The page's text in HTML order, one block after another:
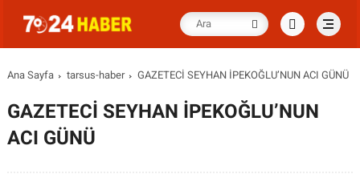
Ana Sayfa tarsus-haber GAZETECİ SEYHAN İPEKOĞLU’NUN ACI GÜNÜ
GAZETECİ SEYHAN İPEKOĞLU’NUN
ACI GÜNÜ